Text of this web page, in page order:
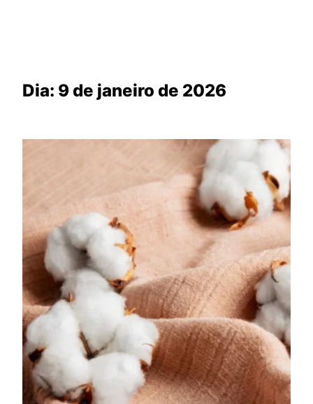
Dia: 9 de janeiro de 2026